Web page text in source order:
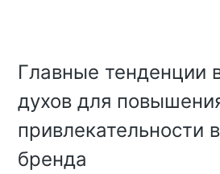
Главные тенденции
духов для
привлекательности
бренда